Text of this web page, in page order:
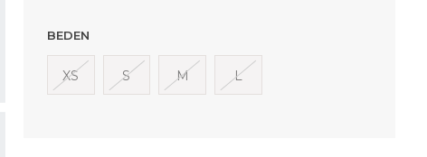
BEDEN
XS S M L